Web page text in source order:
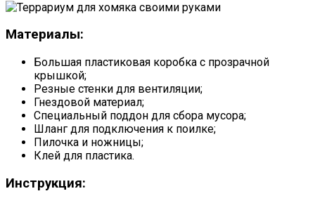
Материалы:
Большая пластиковая коробка с прозрачной
крышкой;
Резные стенки для вентиляции;
Гнездовой материал;
Специальный поддон для сбора мусора;
Шланг для подключения к поилке;
Пилочка и ножницы;
Клей для пластика.
Инструкция: